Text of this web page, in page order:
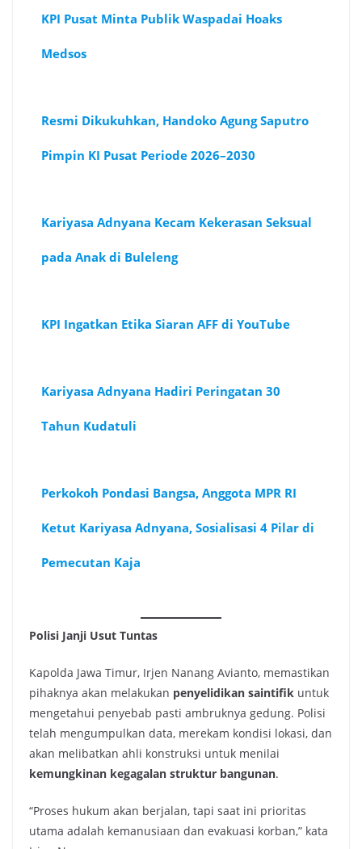
KPI Pusat Minta Publik Waspadai Hoaks
Medsos
Resmi Dikukuhkan, Handoko Agung Saputro
Pimpin KI Pusat Periode 2026–2030
Kariyasa Adnyana Kecam Kekerasan Seksual
pada Anak di Buleleng
KPI Ingatkan Etika Siaran AFF di YouTube
Kariyasa Adnyana Hadiri Peringatan 30
Tahun Kudatuli
Perkokoh Pondasi Bangsa, Anggota MPR RI
Ketut Kariyasa Adnyana, Sosialisasi 4 Pilar di
Pemecutan Kaja
Polisi Janji Usut Tuntas
Kapolda Jawa Timur, Irjen Nanang Avianto, memastikan
pihaknya akan melakukan penyelidikan saintifik untuk
mengetahui penyebab pasti ambruknya gedung. Polisi
telah mengumpulkan data, merekam kondisi lokasi, dan
akan melibatkan ahli konstruksi untuk menilai
kemungkinan kegagalan struktur bangunan.
“Proses hukum akan berjalan, tapi saat ini prioritas
utama adalah kemanusiaan dan evakuasi korban,” kata